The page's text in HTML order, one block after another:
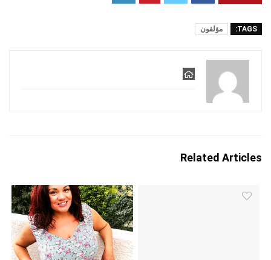
TAGS: مؤلفون
Related Articles